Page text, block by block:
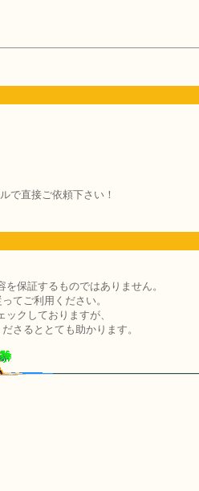
で直接ご依頼下さい！
保証するものではありません。
てご利用ください。
クしておりますが、
さるととても助かります。